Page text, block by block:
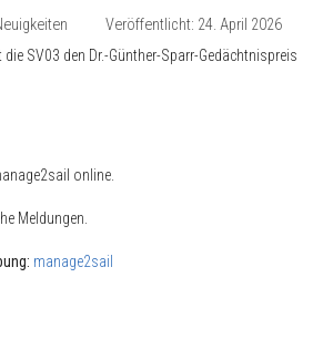
Veröffentlicht: 24. April 2026
SV03 den Dr.-Günther-Sparr-Gedächtnispreis
online.
Meldungen.
manage2sail